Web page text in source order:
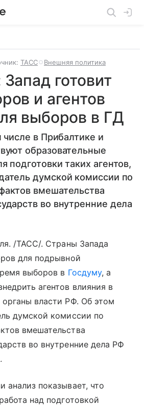
ТАСС Внешняя политика
готовит
и агентов
выборов в ГД
в Прибалтике и
образовательные
подготовки таких агентов,
думской комиссии по
вмешательства
во внутренние дела
/ТАСС/. Страны Запада
для подрывной
выборов в Госдуму, а
агентов влияния в
органы власти РФ. Об этом
думской комиссии по
вмешательства
во внутренние дела РФ
анализ показывает, что
над подготовкой